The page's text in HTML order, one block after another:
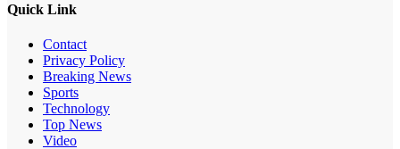
Quick Link
Contact
Privacy Policy
Breaking News
Sports
Technology
Top News
Video